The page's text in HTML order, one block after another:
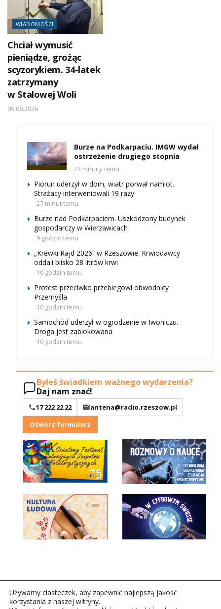
WIADOMOŚCI
Chciał wymusić
pieniądze, grożąc
scyzorykiem. 34-latek
zatrzymany
w Stalowej Woli
05.08.2026
Burze na Podkarpaciu. IMGW wydał
ostrzeżenie drugiego stopnia
23 minuty temu
Piorun uderzył w dom, wiatr porwał namiot.
Strażacy interweniowali 19 razy
27 minut temu
Burze nad Podkarpaciem. Uszkodzony budynek
gospodarczy w Wierzawicach
9 godzin temu
„Krewki Rajd 2026” w Rzeszowie. Krwiodawcy
oddali blisko 28 litrów krwi
10 godzin temu
Protest przeciwko przebiegowi obwodnicy
Przemyśla
10 godzin temu
Samochód uderzył w ogrodzenie w Iwoniczu.
Droga jest zablokowana
10 godzin temu
Byłeś świadkiem ważnego wydarzenia?
Daj nam znać!
17 222 22 22
antena@radio.rzeszow.pl
Otwórz formularz
Używamy ciasteczek, aby zapewnić najlepszą jakość
korzystania z naszej witryny.